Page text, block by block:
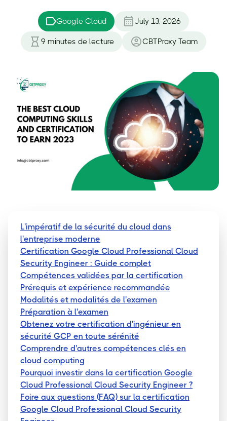
Google Cloud July 13, 2026
9 minutes de lecture CBTProxy Team
L'impératif de la sécurité du cloud dans
l'entreprise moderne
Certification Google Cloud Professional Cloud
Security Engineer : Guide complet
Compétences validées par la certification
Prérequis et expérience recommandée
Modalités et modalités de l'examen
Préparation à l'examen
Obtenez votre certification d'ingénieur en
sécurité GCP en toute sérénité
Comprendre d'autres compétences clés en
cloud computing
Pourquoi investir dans la certification Google
Cloud Professional Cloud Security Engineer ?
Foire aux questions (FAQ) sur la certification
Google Cloud Professional Cloud Security